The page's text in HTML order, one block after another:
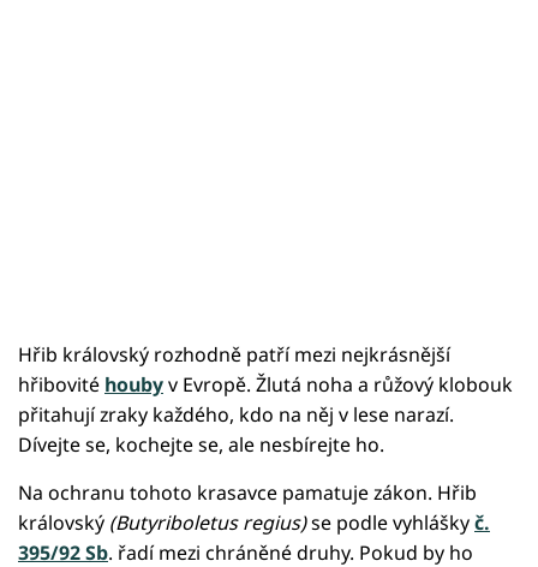
Hřib královský rozhodně patří mezi nejkrásnější
hřibovité houbyv Evropě. Žlutá noha a růžový klobouk
přitahují zraky každého, kdo na něj v lese narazí.
Dívejte se, kochejte se, ale nesbírejte ho.
Na ochranu tohoto krasavce pamatuje zákon. Hřib
královský (Butyriboletus regius)se podle vyhláškyč.
395/92 Sb. řadí mezi chráněné druhy. Pokud by ho